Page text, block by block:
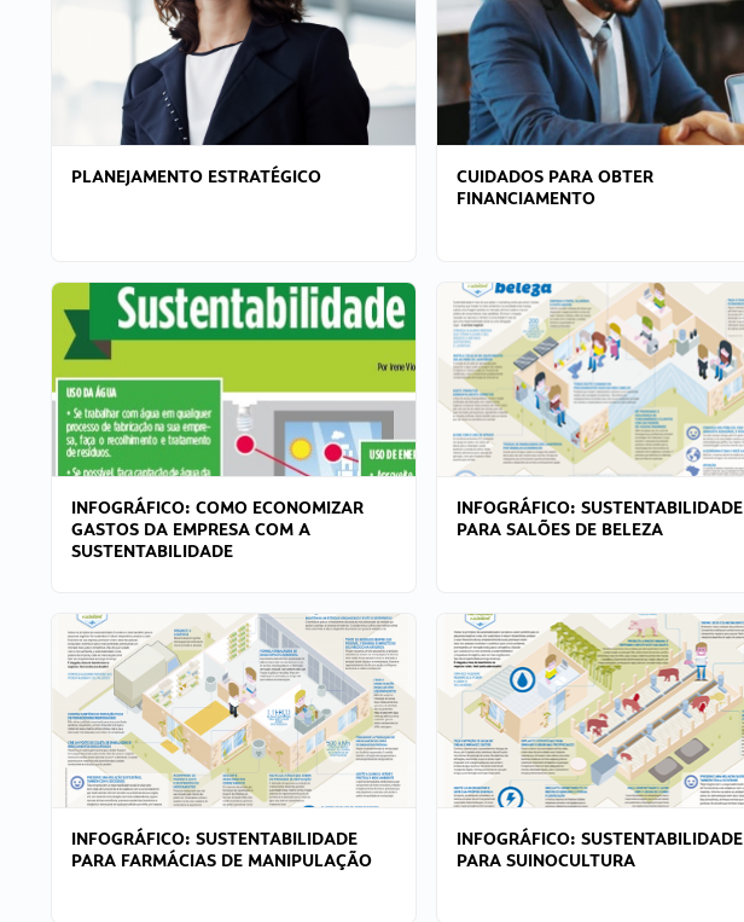
PLANEJAMENTO ESTRATÉGICO
CUIDADOS PARA OBTER
FINANCIAMENTO
INFOGRÁFICO: COMO ECONOMIZAR
GASTOS DA EMPRESA COM A
SUSTENTABILIDADE
INFOGRÁFICO: SUSTENTABILIDADE
PARA SALÕES DE BELEZA
INFOGRÁFICO: SUSTENTABILIDADE
PARA FARMÁCIAS DE MANIPULAÇÃO
INFOGRÁFICO: SUSTENTABILIDADE
PARA SUINOCULTURA